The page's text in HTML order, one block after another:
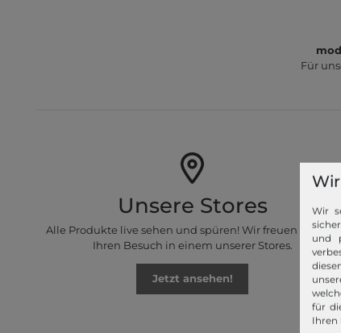
Für
Unsere Stores
Alle Produkte live sehen und spüren! Wir freuen uns auf
Ihren Besuch in einem unserer Stores.
Jetzt ansehen!
Wir
und
für
Ihren